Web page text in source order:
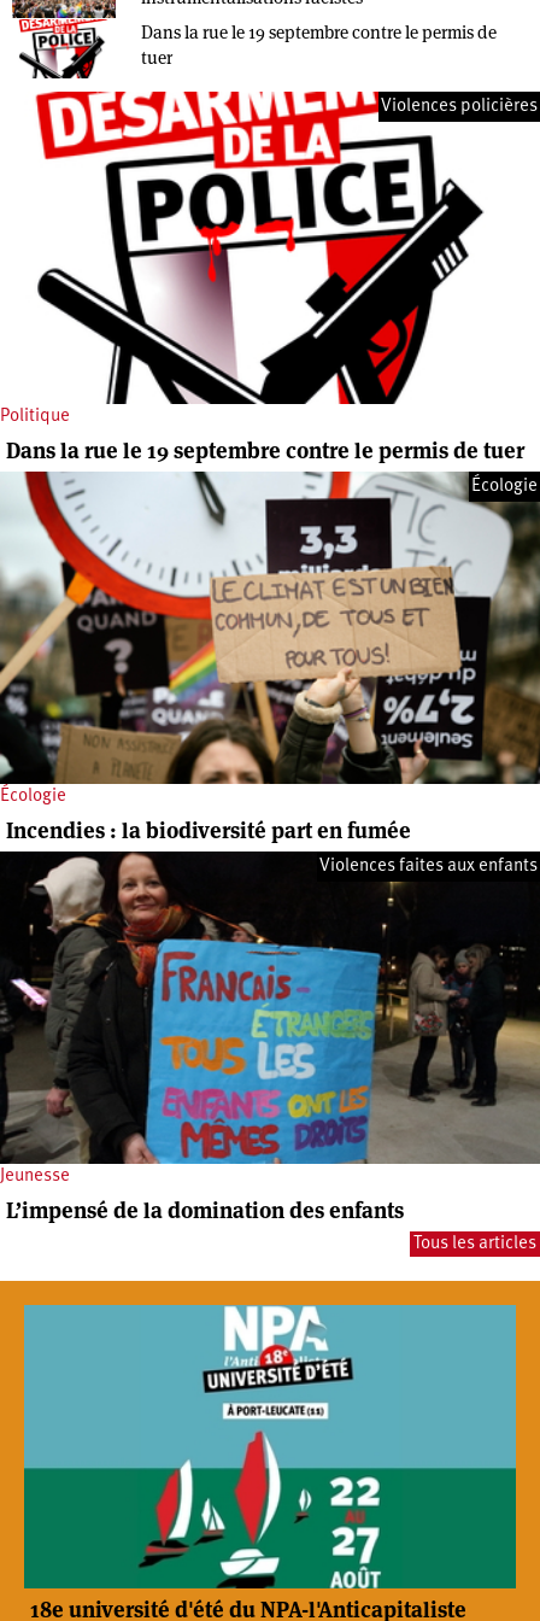
Dans la rue le 19 septembre contre le permis de
tuer
Politique
Violences policières
Dans la rue le 19 septembre contre le permis de tuer
Écologie
Écologie
Incendies : la biodiversité part en fumée
Jeunesse
Violences faites aux enfants
L’impensé de la domination des enfants
Tous les articles
18e université d'été du NPA-l'Anticapitaliste